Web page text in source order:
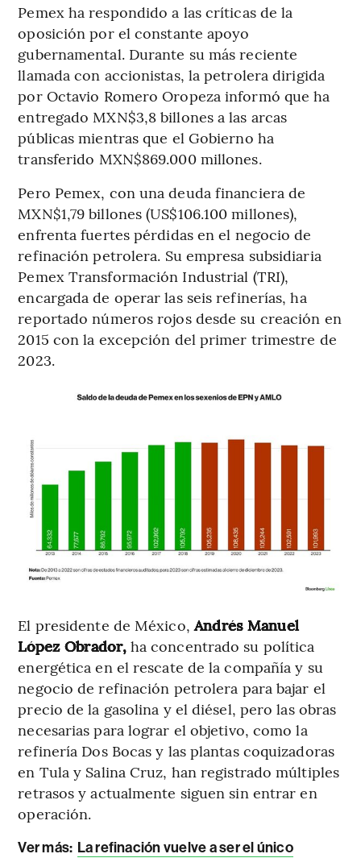
Pemex ha respondido a las críticas de la
oposición por el constante apoyo
gubernamental. Durante su más reciente
llamada con accionistas, la petrolera dirigida
por Octavio Romero Oropeza informó que ha
entregado MXN$3,8 billones a las arcas
públicas mientras que el Gobierno ha
transferido MXN$869.000 millones.
Pero Pemex, con una deuda financiera de
MXN$1,79 billones (US$106.100 millones),
enfrenta fuertes pérdidas en el negocio de
refinación petrolera. Su empresa subsidiaria
Pemex Transformación Industrial (TRI),
encargada de operar las seis refinerías, ha
reportado números rojos desde su creación en
2015 con la excepción del primer trimestre de
2023.
El presidente de México,Andrés Manuel
López Obrador,ha concentrado su política
energética en el rescate de la compañía y su
negocio de refinación petrolera para bajar el
precio de la gasolina y el diésel, pero las obras
necesarias para lograr el objetivo, como la
refinería Dos Bocas y las plantas coquizadoras
en Tula y Salina Cruz, han registrado múltiples
retrasos y actualmente siguen sin entrar en
operación.
Ver más: La refinación vuelve a ser el único